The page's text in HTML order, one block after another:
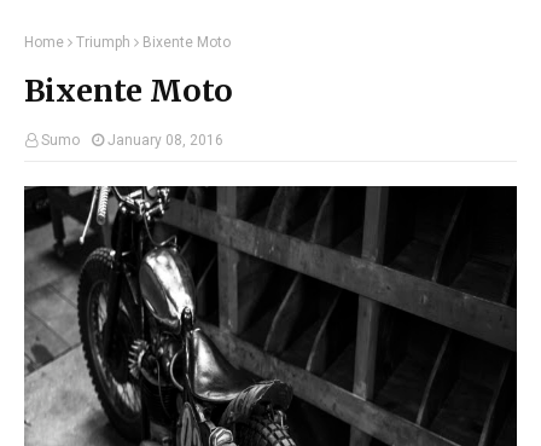
Home Triumph Bixente Moto
Bixente Moto
Sumo January 08, 2016